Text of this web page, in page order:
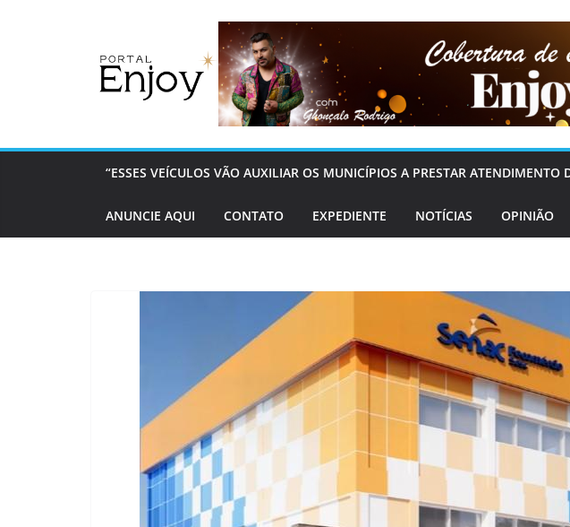
“ESSES VEÍCULOS VÃO AUXILIAR OS MUNICÍPIOS A PRESTAR
ANUNCIE AQUI CONTATO EXPEDIENTE NOTÍCIAS OPINIÃO